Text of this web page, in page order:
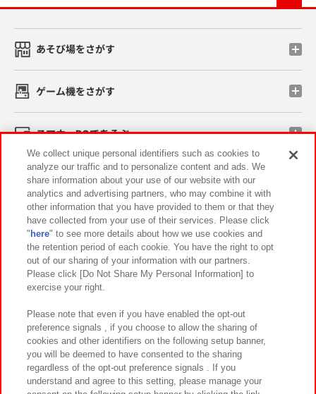
あそび場をさがす
ゲーム機をさがす
スマホ・PCであそぶ
イベント・キャンペーン
関連会社 サステナビリティ サイトポリシー
プライバシーポリシー ウェブアクセシビリティ方針と検証結果
お取引先さまとともに
カスタマーハラスメント対応方針 よくあるご質問・お問い合わせ
We collect unique personal identifiers such as cookies to
analyze our traffic and to personalize content and ads. We
share information about your use of our website with our
analytics and advertising partners, who may combine it with
other information that you have provided to them or that they
have collected from your use of their services. Please click
" here" to see more details about how we use cookies and
the retention period of each cookie. You have the right to opt
out of our sharing of your information with our partners.
Please click [Do Not Share My Personal Information] to
exercise your right.
Please note that even if you have enabled the opt-out
preference signals , if you choose to allow the sharing of
cookies and other identifiers on the following setup banner,
you will be deemed to have consented to the sharing
regardless of the opt-out preference signals . If you
understand and agree to this setting, please manage your